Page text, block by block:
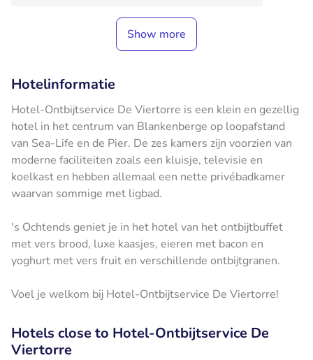
Show more
Hotelinformatie
Hotel-Ontbijtservice De Viertorre is een klein en gezellig
hotel in het centrum van Blankenberge op loopafstand
van Sea-Life en de Pier. De zes kamers zijn voorzien van
moderne faciliteiten zoals een kluisje, televisie en
koelkast en hebben allemaal een nette privébadkamer
waarvan sommige met ligbad.
's Ochtends geniet je in het hotel van het ontbijtbuffet
met vers brood, luxe kaasjes, eieren met bacon en
yoghurt met vers fruit en verschillende ontbijtgranen.
Voel je welkom bij Hotel-Ontbijtservice De Viertorre!
Hotels close to Hotel-Ontbijtservice De
Viertorre